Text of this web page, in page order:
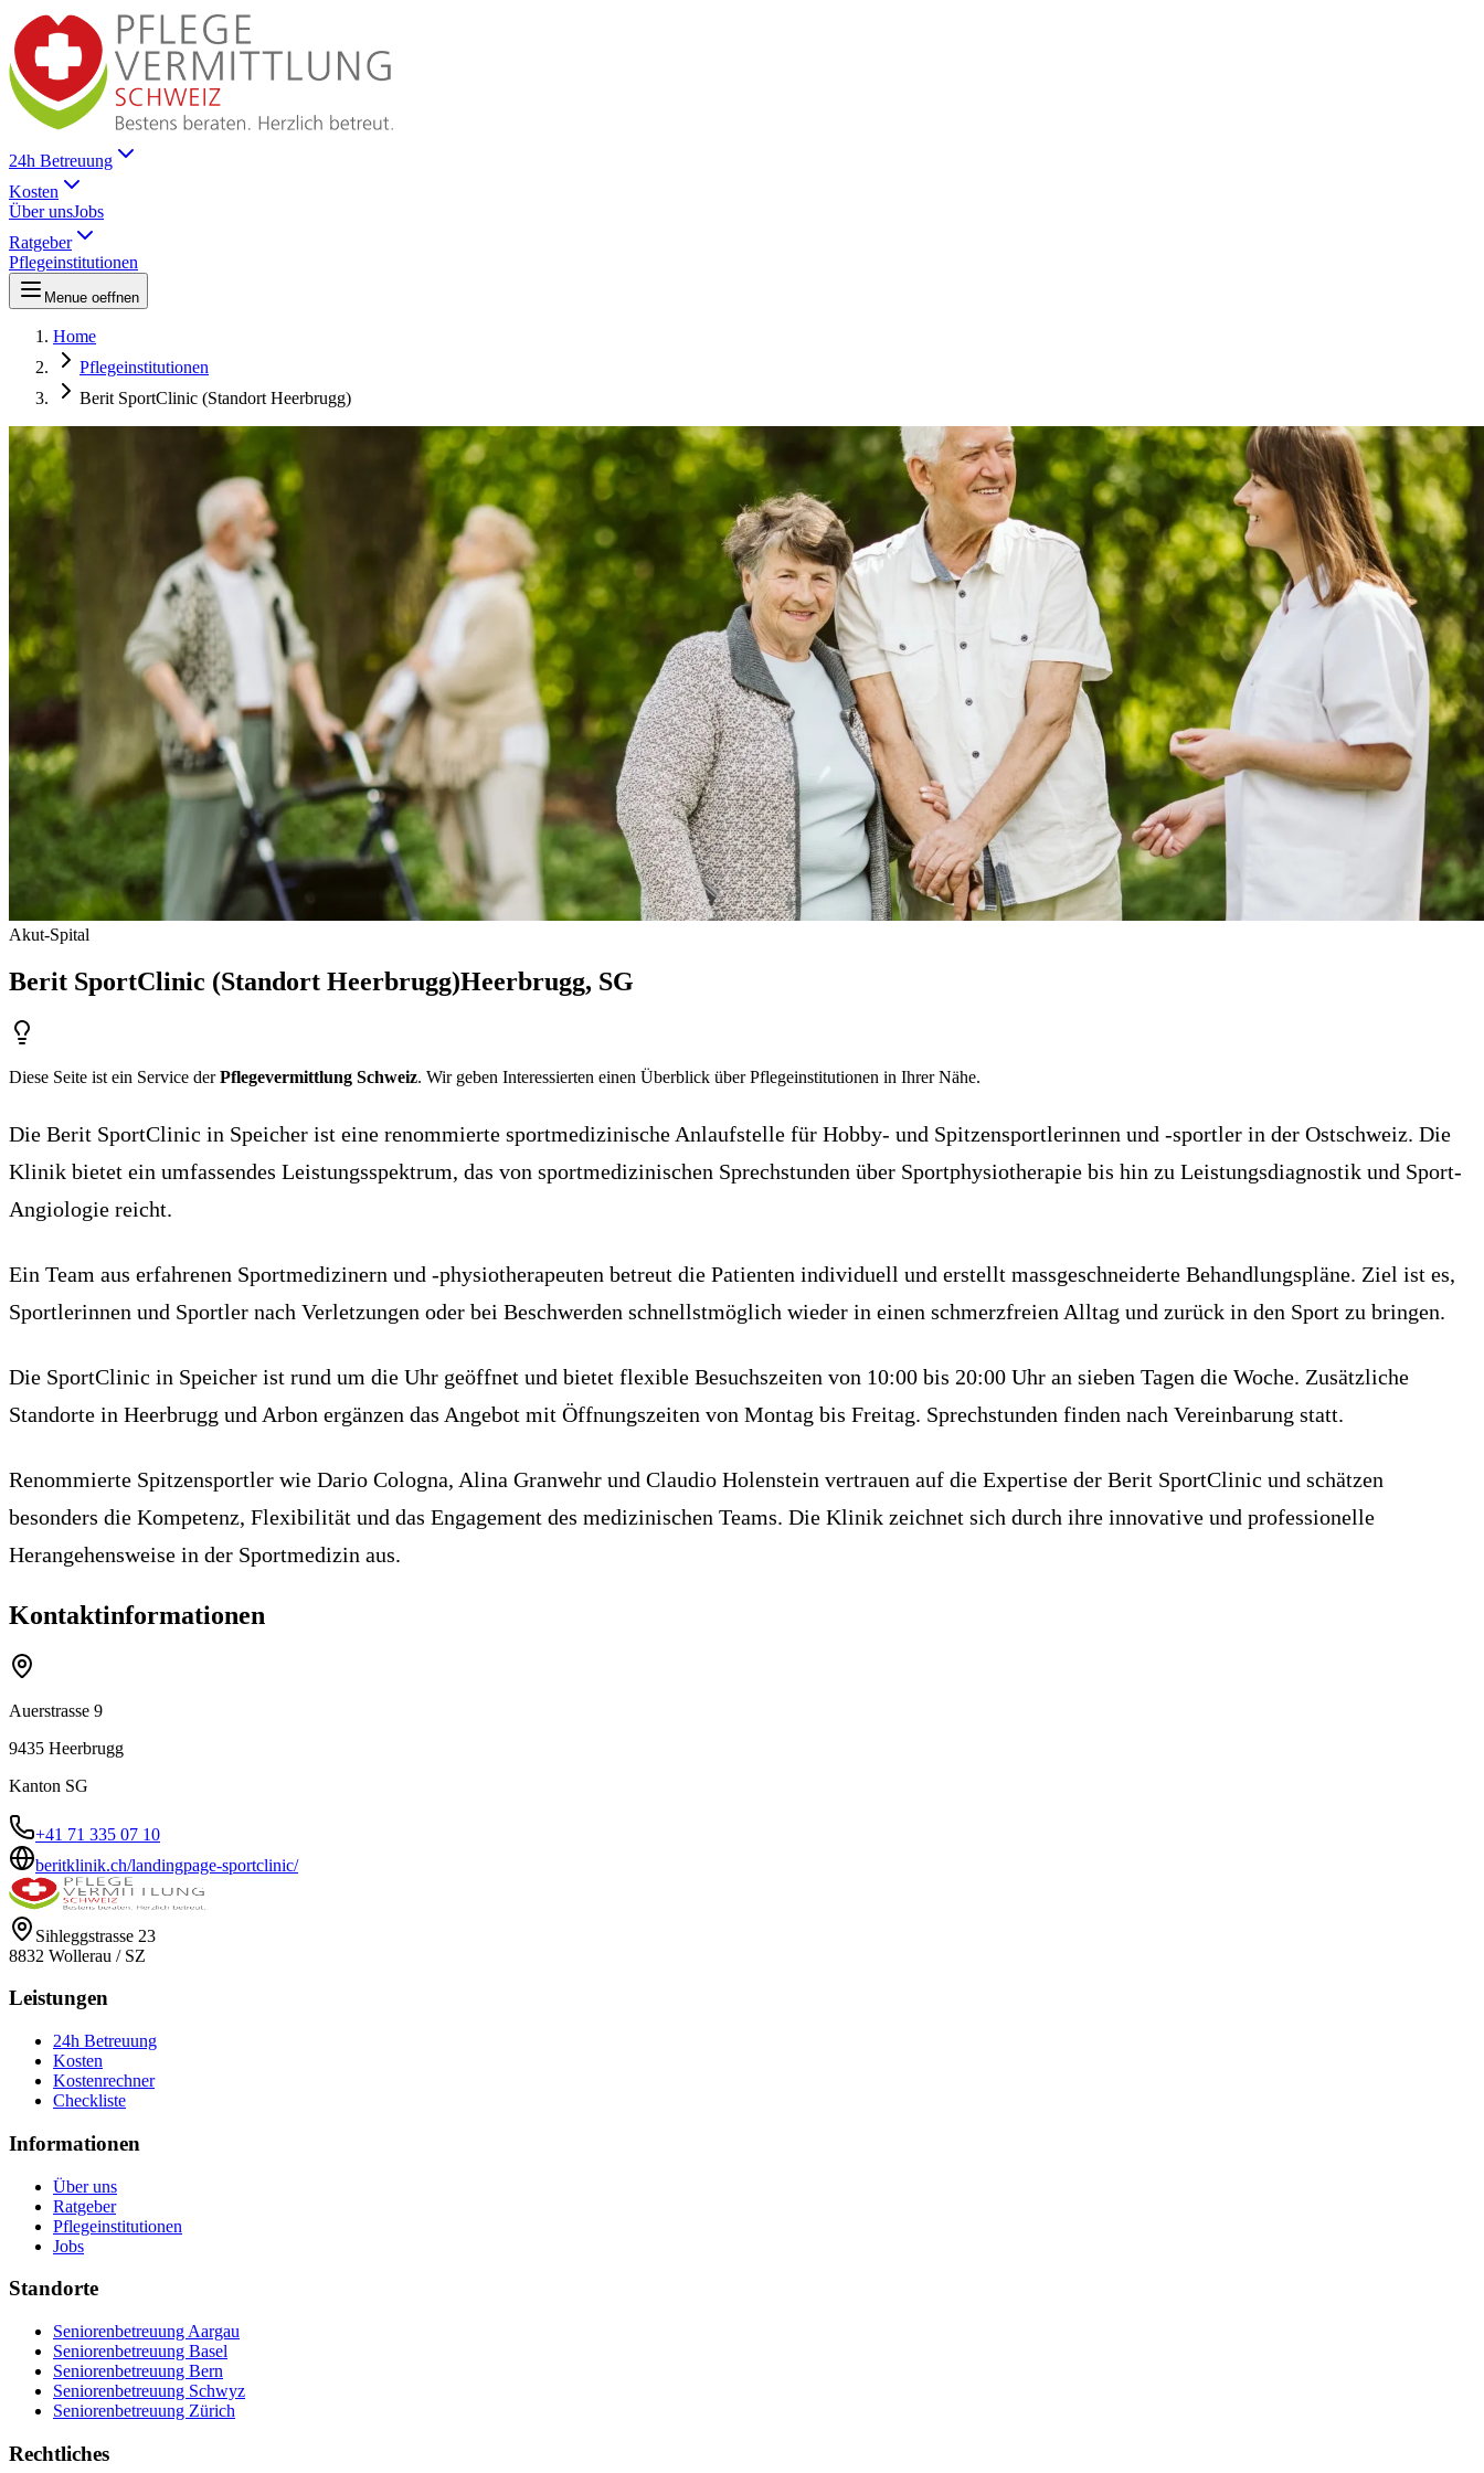
24h Betreuung
Kosten
Über unsJobs
Ratgeber
Pflegeinstitutionen
Menue oeffnen
Home
Pflegeinstitutionen
Berit SportClinic (Standort Heerbrugg)
Akut-Spital
Berit SportClinic (Standort Heerbrugg)Heerbrugg, SG
Diese Seite ist ein Service derPflegevermittlung Schweiz. Wir geben Interessierten einen Überblick über Pflegeinstitutionen in Ihrer Nähe.
Die Berit SportClinic in Speicher ist eine renommierte sportmedizinische Anlaufstelle für Hobby- und Spitzensportlerinnen und -sportler in der Ostschweiz. Die
Klinik bietet ein umfassendes Leistungsspektrum, das von sportmedizinischen Sprechstunden über Sportphysiotherapie bis hin zu Leistungsdiagnostik und Sport-
Angiologie reicht.
Ein Team aus erfahrenen Sportmedizinern und -physiotherapeuten betreut die Patienten individuell und erstellt massgeschneiderte Behandlungspläne. Ziel ist es,
Sportlerinnen und Sportler nach Verletzungen oder bei Beschwerden schnellstmöglich wieder in einen schmerzfreien Alltag und zurück in den Sport zu bringen.
Die SportClinic in Speicher ist rund um die Uhr geöffnet und bietet flexible Besuchszeiten von 10:00 bis 20:00 Uhr an sieben Tagen die Woche. Zusätzliche
Standorte in Heerbrugg und Arbon ergänzen das Angebot mit Öffnungszeiten von Montag bis Freitag. Sprechstunden finden nach Vereinbarung statt.
Renommierte Spitzensportler wie Dario Cologna, Alina Granwehr und Claudio Holenstein vertrauen auf die Expertise der Berit SportClinic und schätzen
besonders die Kompetenz, Flexibilität und das Engagement des medizinischen Teams. Die Klinik zeichnet sich durch ihre innovative und professionelle
Herangehensweise in der Sportmedizin aus.
Kontaktinformationen
Auerstrasse 9
9435 Heerbrugg
Kanton SG
+41 71 335 07 10
beritklinik.ch/landingpage-sportclinic/
Sihleggstrasse 23
8832 Wollerau / SZ
Leistungen
24h Betreuung
Kosten
Kostenrechner
Checkliste
Informationen
Über uns
Ratgeber
Pflegeinstitutionen
Jobs
Standorte
Seniorenbetreuung Aargau
Seniorenbetreuung Basel
Seniorenbetreuung Bern
Seniorenbetreuung Schwyz
Seniorenbetreuung Zürich
Rechtliches